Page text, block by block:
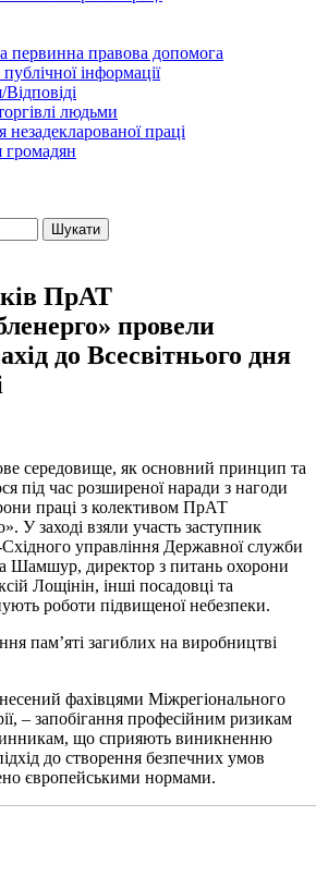
первинна правова допомога
інформації
людьми
праці
громадян
ПрАТ
провели
до Всесвітнього дня
середовище, як основний принцип та
під час розширеної наради з нагоди
праці з колективом ПрАТ
У заході взяли участь заступник
управління Державної служби
Шамшур, директор з питань охорони
Лощінін, інші посадовці та
роботи підвищеної небезпеки.
пам’яті загиблих на виробництві
фахівцями Міжрегіонального
– запобігання професійним ризикам
що сприяють виникненню
до створення безпечних умов
європейськими нормами.